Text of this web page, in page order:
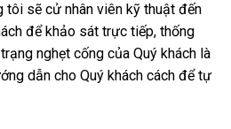
tôi sẽ cử nhân viên kỹ thuật đến
để khảo sát trực tiếp, thống
nghẹt cống của Quý khách là
dẫn cho Quý khách cách để tự